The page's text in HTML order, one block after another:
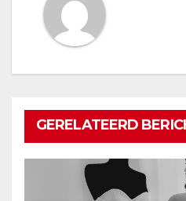
GERELATEERD